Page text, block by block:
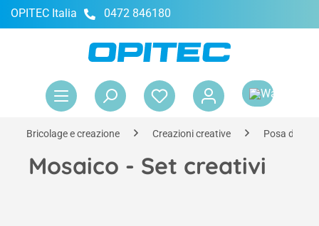
principale
OPITEC Italia 0472 846180
Bricolage e creazione Creazioni creative Posa di
Mosaico - Set creativi